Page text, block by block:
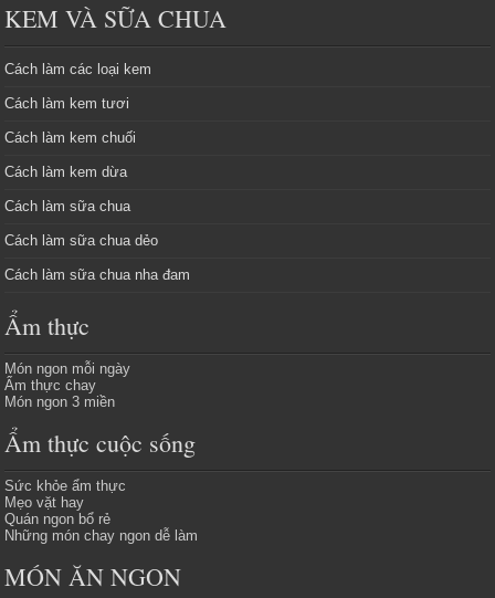
KEM VÀ SỮA CHUA
Cách làm các loại kem
Cách làm kem tươi
Cách làm kem chuối
Cách làm kem dừa
Cách làm sữa chua
Cách làm sữa chua dẻo
Cách làm sữa chua nha đam
Ẩm thực
Món ngon mỗi ngày
Ẩm thực chay
Món ngon 3 miền
Ẩm thực cuộc sống
Sức khỏe ẩm thực
Mẹo vặt hay
Quán ngon bổ rẻ
Những món chay ngon dễ làm
MÓN ĂN NGON